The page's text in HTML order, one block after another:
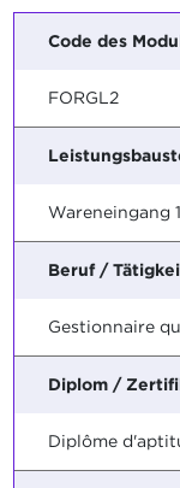
Code des
FORGL2
Wareneingang
Beruf /
Gestionnaire
Diplom /
Diplôme